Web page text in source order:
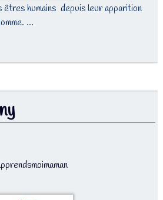
humains depuis leur apparition
…